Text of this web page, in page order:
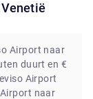
Airport naar
duurt en €
Airport
naar